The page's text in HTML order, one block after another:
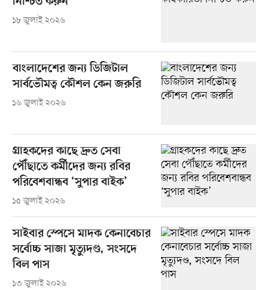
১৮ জুলাই ২০২৬
বাংলাদেশের জন্য ডিজিটাল
সার্বভৌমত্ব কৌশল কেন জরুরি
১৬ জুলাই ২০২৬
গ্রাহকদের কাছে দ্রুত সেবা
পৌঁছাতে কর্মীদের জন্য রবির
পরিবেশবান্ধব ‘সুপার বাইক’
১৫ জুলাই ২০২৬
সাইবার স্পেসে মাদক কেনাবেচার
সর্বোচ্চ সাজা মৃত্যুদণ্ড, সংসদে
বিল পাস
১৩ জুলাই ২০২৬